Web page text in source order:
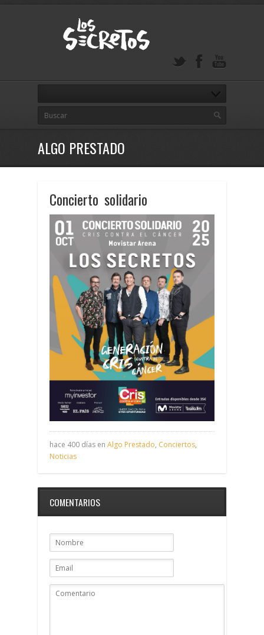
ALGO PRESTADO
Concierto solidario
hace 400 días en Algo Prestado, Conciertos,
Noticias
COMENTARIOS